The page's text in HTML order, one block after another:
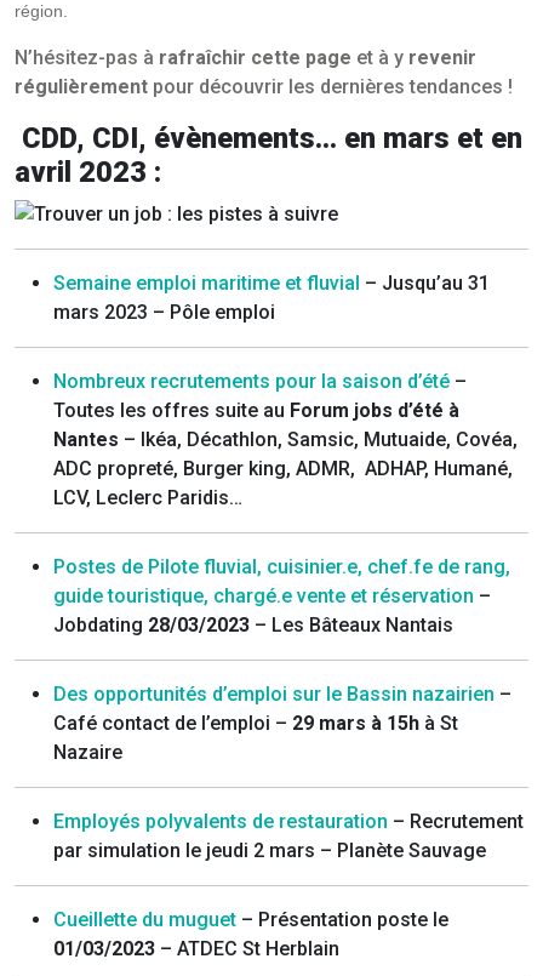
région.
N’hésitez-pas à rafraîchir cette page et à y revenir
régulièrement pour découvrir les dernières tendances !
CDD, CDI, évènements… en mars et en
avril 2023 :
Semaine emploi maritime et fluvial – Jusqu’au 31
mars 2023 – Pôle emploi
Nombreux recrutements pour la saison d’été –
Toutes les offres suite au Forum jobs d’été à
Nantes – Ikéa, Décathlon, Samsic, Mutuaide, Covéa,
ADC propreté, Burger king, ADMR, ADHAP, Humané,
LCV, Leclerc Paridis…
Postes de Pilote fluvial, cuisinier.e, chef.fe de rang,
guide touristique, chargé.e vente et réservation –
Jobdating 28/03/2023 – Les Bâteaux Nantais
Des opportunités d’emploi sur le Bassin nazairien –
Café contact de l’emploi – 29 mars à 15h à St
Nazaire
Employés polyvalents de restauration – Recrutement
par simulation le jeudi 2 mars – Planète Sauvage
Cueillette du muguet – Présentation poste le
01/03/2023 – ATDEC St Herblain